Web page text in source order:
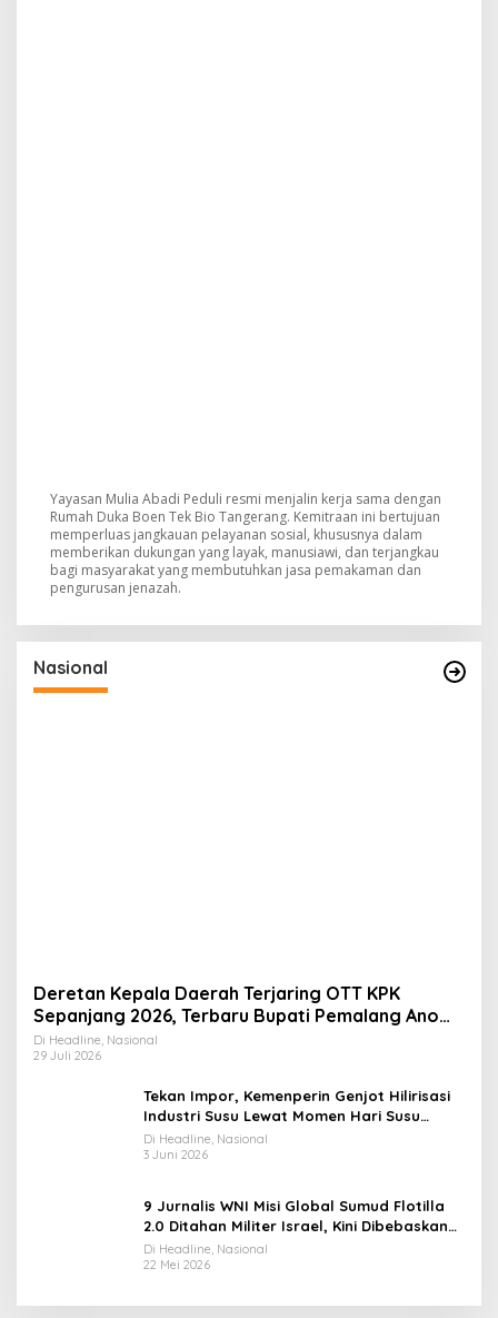
Yayasan Mulia Abadi Peduli resmi menjalin kerja sama dengan
Rumah Duka Boen Tek Bio Tangerang. Kemitraan ini bertujuan
memperluas jangkauan pelayanan sosial, khususnya dalam
memberikan dukungan yang layak, manusiawi, dan terjangkau
bagi masyarakat yang membutuhkan jasa pemakaman dan
pengurusan jenazah.
Nasional
Deretan Kepala Daerah Terjaring OTT KPK
Sepanjang 2026, Terbaru Bupati Pemalang Anom
Widiyantoro
Di Headline, Nasional
29 Juli 2026
Tekan Impor, Kemenperin Genjot Hilirisasi
Industri Susu Lewat Momen Hari Susu
Nusantara 2026
Di Headline, Nasional
3 Juni 2026
9 Jurnalis WNI Misi Global Sumud Flotilla
2.0 Ditahan Militer Israel, Kini Dibebaskan
dan Dievakuasi ke Istanbul
Di Headline, Nasional
22 Mei 2026